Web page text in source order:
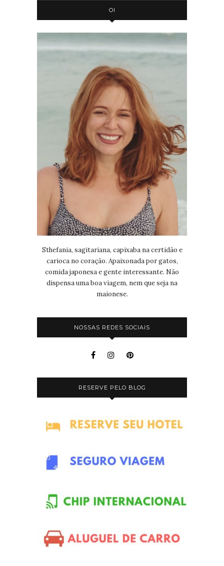
OI
Sthefania, sagitariana, capixaba na certidão e
carioca no coração. Apaixonada por gatos,
comida japonesa e gente interessante. Não
dispensa uma boa viagem, nem que seja na
maionese.
NOSSAS REDES SOCIAIS
RESERVE PELO BLOG